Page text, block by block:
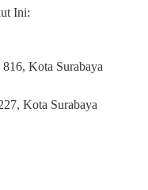
Ini:
Kota Surabaya
Kota Surabaya